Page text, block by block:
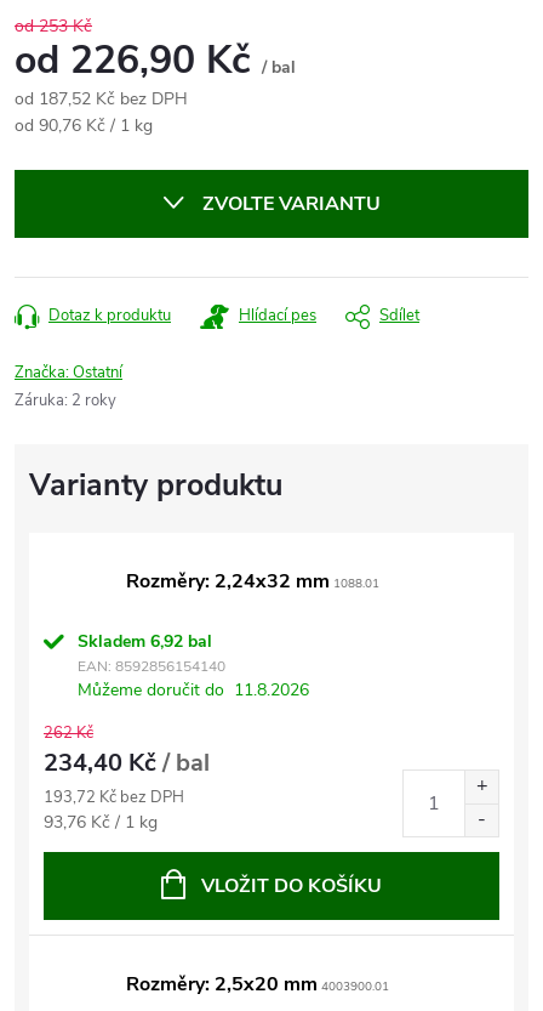
od 253 Kč
od 226,90 Kč / bal
od 187,52 Kč bez DPH
Měrná
od 90,76 Kč / 1 kg
ZVOLTE VARIANTU
Dotaz k produktu Hlídací pes Sdílet
Značka:Ostatní
Záruka: 2 roky
Rozměry: 2,24x32 mm 1088.01
Skladem 6,92 bal
EAN: 8592856154140
Můžeme doručit do 11.8.2026
262 Kč
234,40 Kč/ bal
193,72 Kč bez DPH
Měrná
cena:
93,76 Kč / 1 kg
VLOŽIT DO KOŠÍKU
Rozměry: 2,5x20 mm 4003900.01